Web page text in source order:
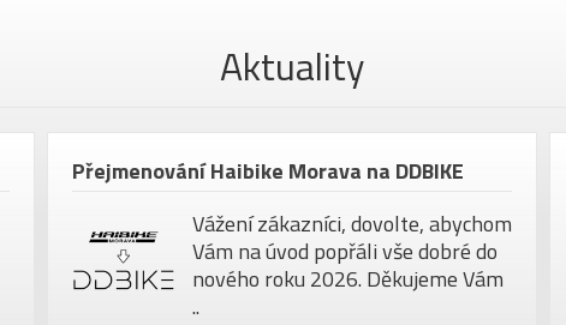
Aktuality
Přejmenování Haibike Morava na DDBIKE
Vážení zákazníci, dovolte, abychom
Vám na úvod popřáli vše dobré do
nového roku 2026. Děkujeme Vám
..